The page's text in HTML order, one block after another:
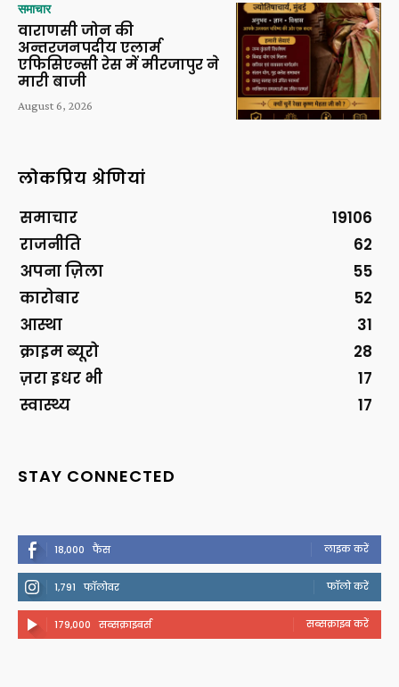
समाचार
वाराणसी जोन की
अन्तरजनपदीय एलार्म
एफिसिएन्सी रेस में मीरजापुर ने
मारी बाजी
August 6, 2026
लोकप्रिय श्रेणियां
समाचार
19106
राजनीति
62
अपना ज़िला
55
कारोबार
52
आस्था
31
क्राइम ब्यूरो
28
ज़रा इधर भी
17
स्वास्थ्य
17
STAY CONNECTED
18,000 फैंस लाइक करें
1,791 फॉलोवर फॉलो करें
179,000 सब्सक्राइबर्स सब्सक्राइब करें